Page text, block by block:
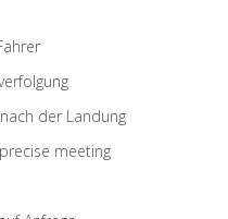
der Landung
meeting